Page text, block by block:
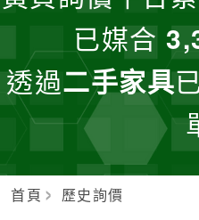
已媒合
透過二手家具
首頁
歷史詢價